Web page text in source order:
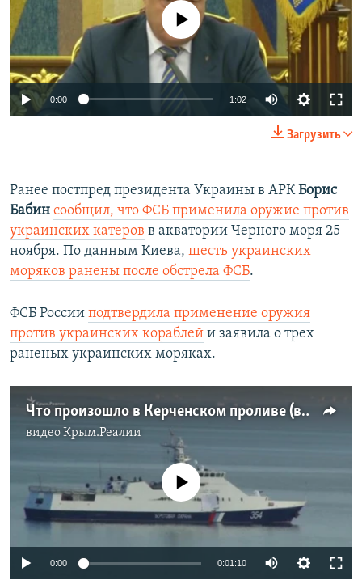
No media source currently available
0:00 1:02
Загрузить
​Ранее постпред президента Украины в АРКБорис
Бабин сообщил, что ФСБ применила оружие против
украинских катеров в акватории Черного моря 25
ноября. По данным Киева, шесть украинских
моряков ранены после обстрела ФСБ.
ФСБ России подтвердила применение оружия
против украинских кораблей и заявила о трех
раненых украинских моряках.
Что произошло в Керченском проливе (видео)
видеоКрым.Реалии
No media source currently available
0:00 0:01:10